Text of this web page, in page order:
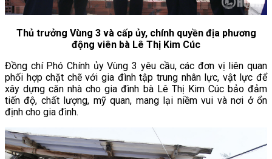
Thủ trưởng Vùng 3 và cấp ủy, chính quyền địa phương
động viên bà Lê Thị Kim Cúc
Đồng chí Phó Chính ủy Vùng 3 yêu cầu, các đơn vị liên quan
phối hợp chặt chẽ với gia đình tập trung nhân lực, vật lực để
xây dựng căn nhà cho gia đình bà Lê Thị Kim Cúc bảo đảm
tiến độ, chất lượng, mỹ quan, mang lại niềm vui và nơi ở ổn
định cho gia đình.